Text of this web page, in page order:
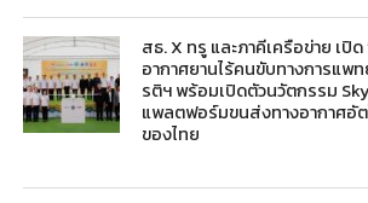
สธ. X ทรู และภาคีเครือข่าย เปิ
อากาศยานไร้คนขับทางการแพท
รติฯ พร้อมเปิดตัวนวัตกรรม
แพลตฟอร์มขนส่งทางอากาศอั
ของไทย